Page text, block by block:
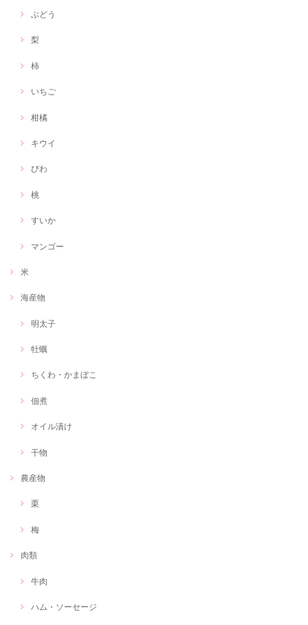
ぶどう
梨
柿
いちご
柑橘
キウイ
びわ
桃
すいか
マンゴー
米
海産物
明太子
牡蠣
ちくわ・かまぼこ
佃煮
オイル漬け
干物
農産物
栗
梅
肉類
牛肉
ハム・ソーセージ